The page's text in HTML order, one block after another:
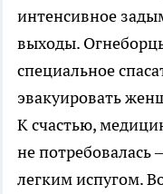
интенсивное
выходы.
специальное
эвакуировать
К счастью,
не потребовалась
легким испугом.